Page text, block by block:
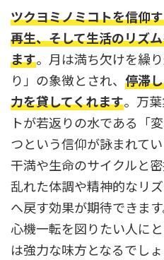
ツクヨミノミコトを信仰
再生、そして生活のリズ
ます。月は満ち欠けを繰
り」の象徴とされ、 停滞
力を貸してくれます。万
トが若返りの水である「
つという信仰が詠まれて
干満や生命のサイクルと
乱れた体調や精神的なリ
へ戻す効果が期待できま
心機一転を図りたい人に
は強力な味方となるでしょ